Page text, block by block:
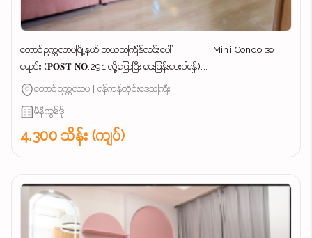
တောင်ဥက္ကလာပမြို့နယ် ဘယသင်္ကြန်လမ်းပေါ် Mini Condo အ
ရောင်း (𝐏𝐎𝐒𝐓 𝐍𝐎.291 လို့ပြောပြီး မေးမြန်းပေးပါရန်)...
တောင်ဥက္ကလာပ | ရန်ကုန်တိုင်းဒေသကြီး
မီနီကွန်ဒို
4,300 သိန်း (ကျပ်)